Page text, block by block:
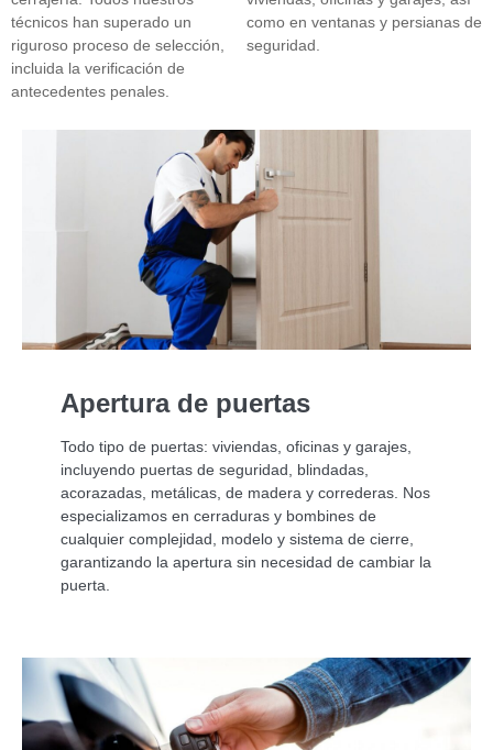
técnicos han superado un
riguroso proceso de selección,
incluida la verificación de
antecedentes penales.
como en ventanas y persianas de
seguridad.
Apertura de puertas
Todo tipo de puertas: viviendas, oficinas y garajes,
incluyendo puertas de seguridad, blindadas,
acorazadas, metálicas, de madera y correderas. Nos
especializamos en cerraduras y bombines de
cualquier complejidad, modelo y sistema de cierre,
garantizando la apertura sin necesidad de cambiar la
puerta.